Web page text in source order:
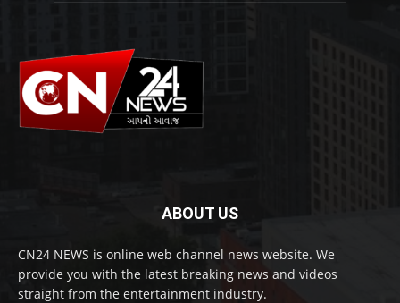
ABOUT US
CN24 NEWS is online web channel news website. We
provide you with the latest breaking news and videos
straight from the entertainment industry.